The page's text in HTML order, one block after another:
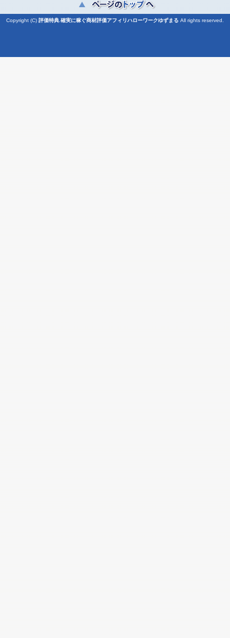
Copyright (C) 評価特典.確実に稼ぐ商材評価アフィリハローワークゆずまる All rights reserved.